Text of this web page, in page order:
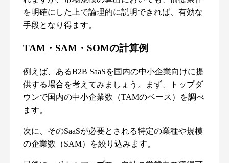
を明確にした上で論理的に説明できれば、有効な
手段となり得ます。
TAM・SAM・SOMの計算例
例えば、あるB2B SaaSを国内の中小企業向けに提
供する場合を考えてみましょう。まず、トップダ
ウンで国内の中小企業数（TAMのベース）を調べ
ます。
次に、そのSaaSが必要とされる特定の業種や規模
の企業数（SAM）を絞り込みます。